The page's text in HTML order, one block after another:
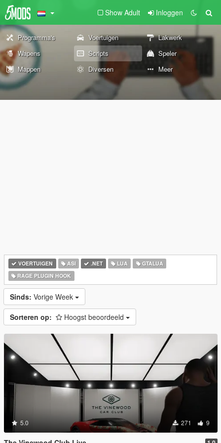
Show Adult Inloggen
Programma's Voertuigen
Lakwerk
Wapens
Scripts
Speler
Mappen
Diversen Meer
VOERTUIGEN ASI .NET LUA
GTALUA
RAGE PLUGIN HOOK
Sinds: Vorige Week
Sorteren op: Hoogst beoordeeld
5.0 271 9